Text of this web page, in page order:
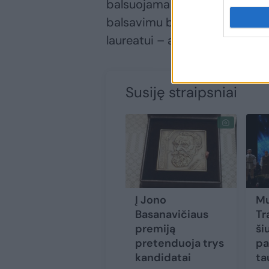
balsuojama baigiamajame
balsavimu bus priimtas
laureatui – asmeniui ar
Susiję straipsniai
Į Jono
Basanavičiaus
premiją
pretenduoja trys
kandidatai